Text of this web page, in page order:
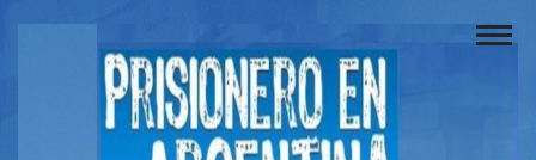
Buscador
Documentos